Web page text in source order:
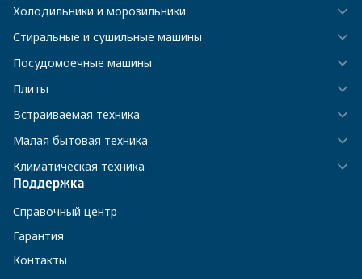
Холодильники и морозильники
Стиральные и сушильные машины
Посудомоечные машины
Плиты
Встраиваемая техника
Малая бытовая техника
Климатическая техника
Поддержка
Справочный центр
Гарантия
Контакты